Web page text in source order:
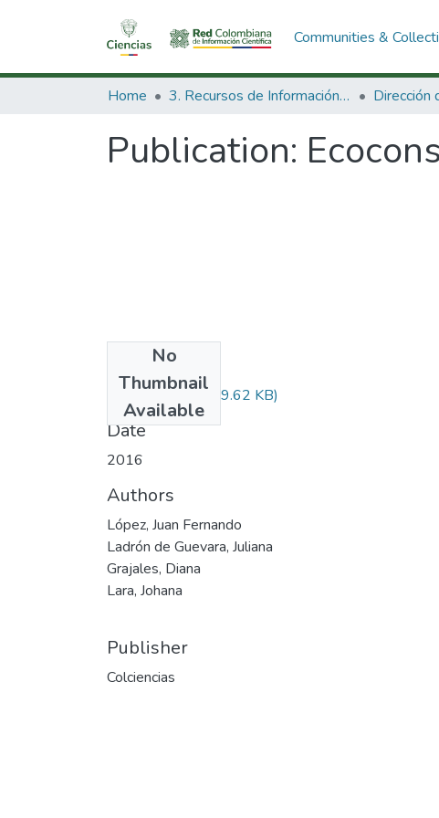
Communities &
Home 3. Recursos de Información Científica y Tecnológica
Publication:
No
Thumbnail
Available
Audiovisual.pdf(29.62 KB)
Date
2016
Authors
López, Juan Fernando
Ladrón de Guevara, Juliana
Grajales, Diana
Lara, Johana
Publisher
Colciencias